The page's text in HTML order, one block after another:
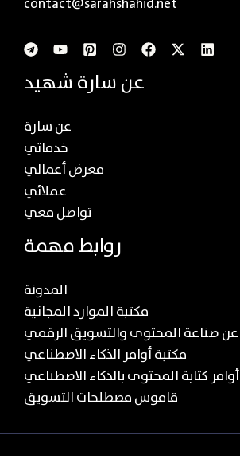
عن سارة شهيد
عن سارة
خدماتي
معرض أعمالي
عملائي
تواصل معي
روابط مهمة
المدونة
مكتبة الموارد المجانية
مكتبة أوامر الذكاء الاصطناعي
أوامر كتابة المحتوى بالذكاء الاصطناعي
قاموس مصطلحات التسويق